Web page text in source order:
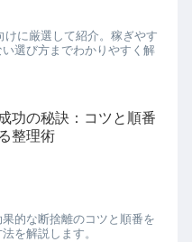
に厳選して紹介。稼ぎやす
選び方までわかりやすく解
功の秘訣：コツと順番
整理術
的な断捨離のコツと順番を
を解説します。